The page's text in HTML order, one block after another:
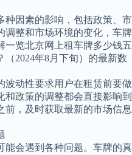
种因素的影响，包括政策、市
调整和市场环境的变化，车牌
一览北京网上租车牌多少钱五
2024年8月下旬）的最新数
波动性要求用户在租赁前要做
政策的调整都会直接影响到
前，及时获取最新的市场信息
能会遇到各种问题。车牌的真